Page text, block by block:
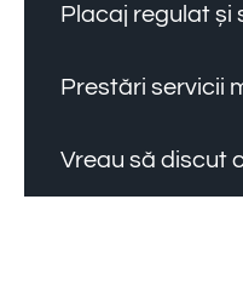
Placaj regulat și
Prestări servicii
Vreau să discut